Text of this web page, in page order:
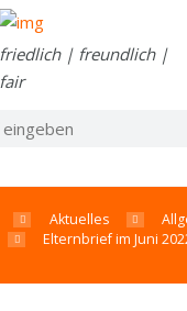
friedlich | freundlich |
fair
Aktuelles
Elternbrief im Juni